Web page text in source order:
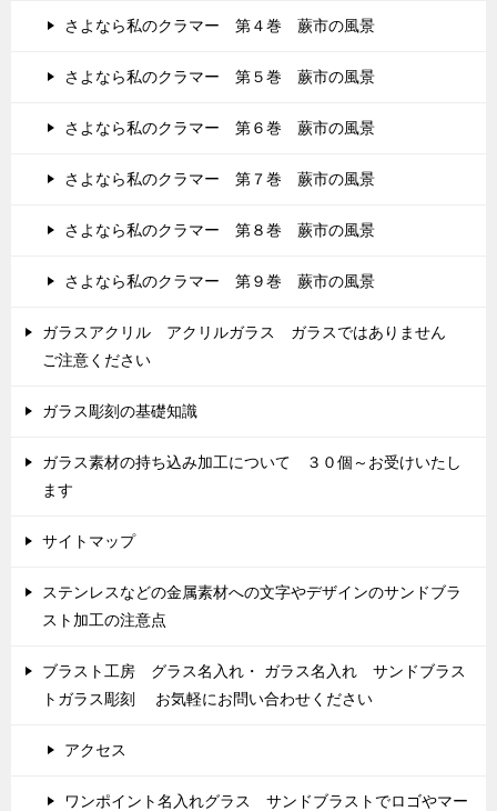
さよなら私のクラマー 第４巻 蕨市の風景
さよなら私のクラマー 第５巻 蕨市の風景
さよなら私のクラマー 第６巻 蕨市の風景
さよなら私のクラマー 第７巻 蕨市の風景
さよなら私のクラマー 第８巻 蕨市の風景
さよなら私のクラマー 第９巻 蕨市の風景
ガラスアクリル アクリルガラス ガラスではありません
ご注意ください
ガラス彫刻の基礎知識
ガラス素材の持ち込み加工について ３０個～お受けいたし
ます
サイトマップ
ステンレスなどの金属素材への文字やデザインのサンドブラ
スト加工の注意点
ブラスト工房 グラス名入れ・ ガラス名入れ サンドブラス
トガラス彫刻 お気軽にお問い合わせください
アクセス
ワンポイント名入れグラス サンドブラストでロゴやマー